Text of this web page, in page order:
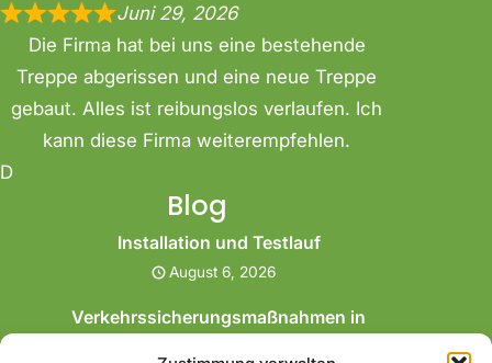
Juni 29, 2026
Die Firma hat bei uns eine bestehende
Treppe abgerissen und eine neue Treppe
gebaut. Alles ist reibungslos verlaufen. Ich
kann diese Firma weiterempfehlen.
D
Blog
Installation und Testlauf
August 6, 2026
Verkehrssicherungsmaßnahmen in